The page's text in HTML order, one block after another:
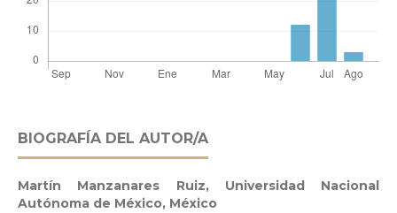
BIOGRAFÍA DEL AUTOR/A
Martín Manzanares Ruiz, Universidad Nacional
Autónoma de México, México